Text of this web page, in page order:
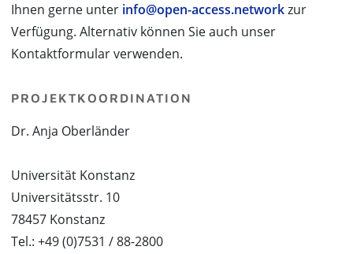
Ihnen gerne unter info@open-access.networkzur
Verfügung. Alternativ können Sie auch unser
Kontaktformular verwenden.
PROJEKTKOORDINATION
Dr. Anja Oberländer
Universität Konstanz
Universitätsstr. 10
78457 Konstanz
Tel.: +49 (0)7531 / 88-2800